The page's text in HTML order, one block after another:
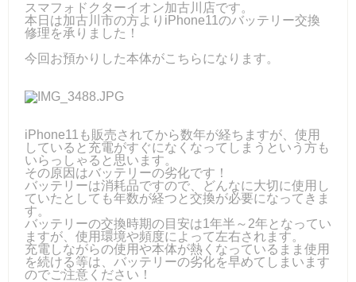
スマフォドクターイオン加古川店です。
本日は加古川市の方よりiPhone11のバッテリー交換
修理を承りました！
今回お預かりした本体がこちらになります。
iPhone11も販売されてから数年が経ちますが、使用
していると充電がすぐになくなってしまうという方も
いらっしゃると思います。
その原因はバッテリーの劣化です！
バッテリーは消耗品ですので、どんなに大切に使用し
ていたとしても年数が経つと交換が必要になってきま
す。
バッテリーの交換時期の目安は1年半～2年となってい
ますが、使用環境や頻度によって左右されます。
充電しながらの使用や本体が熱くなっているまま使用
を続ける等は、バッテリーの劣化を早めてしまいます
のでご注意ください！